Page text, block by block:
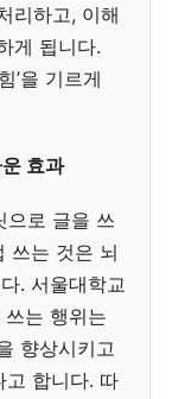
리하고, 이해
게 됩니다.
’을 기르게
효과
으로 글을 쓰
쓰는 것은 뇌
. 서울대학교
는 행위는
향상시키고
고 합니다. 따